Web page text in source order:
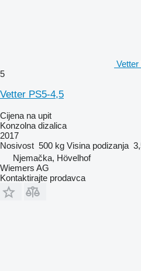
5
Vetter PS5-4,5
Cijena na upit
Konzolna dizalica
2017
Nosivost 500 kg Visina podizanja
Njemačka, Hövelhof
Wiemers AG
Kontaktirajte prodavca